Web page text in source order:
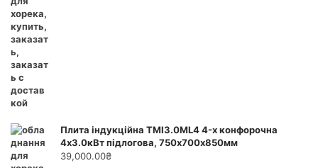
Плита індукційна ТМІ3.0ML4 4-х конфорочна
4х3.0кВт підлогова, 750х700х850мм
39,000.00₴